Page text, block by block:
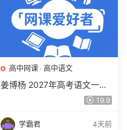
高中网课 · 高中语文
姜博杨 2027年高考语文一轮
复习网课教程 高三语文 上学
下载
19.9
学霸君 4天前